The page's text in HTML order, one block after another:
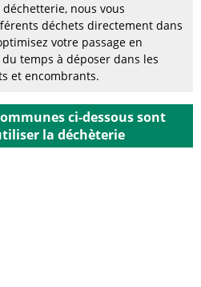
nous vous
déchets directement dans
votre passage en
temps à déposer dans les
et encombrants.
ci-dessous sont
la déchèterie